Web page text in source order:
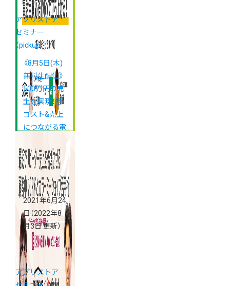
アプリストア
セミナー
（pickup）
《8月5日(木)
無料生配信》
500万円の売
上を実現！低
コスト&売上
につながる電
上げ方を解
説！
2021年6月24
日 （2022年8
月3日 更新）
アプリストア